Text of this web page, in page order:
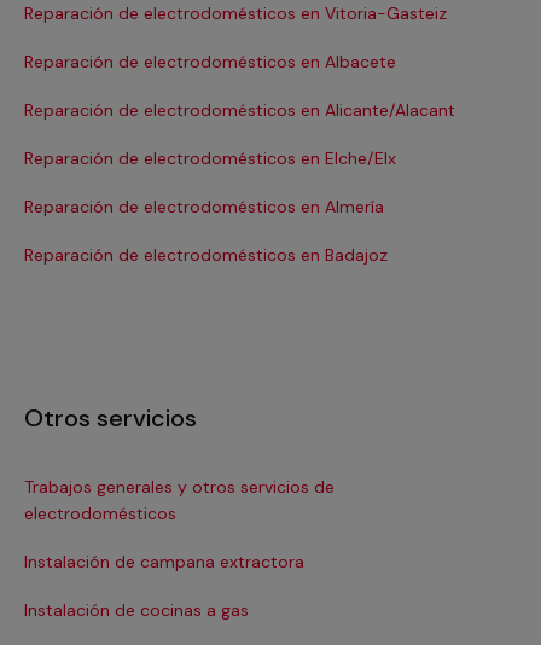
Reparación de electrodomésticos en Vitoria-Gasteiz
Reparación de electrodomésticos en Albacete
Reparación de electrodomésticos en Alicante/Alacant
Reparación de electrodomésticos en Elche/Elx
Reparación de electrodomésticos en Almería
Reparación de electrodomésticos en Badajoz
Otros servicios
Trabajos generales y otros servicios de
electrodomésticos
Instalación de campana extractora
Instalación de cocinas a gas